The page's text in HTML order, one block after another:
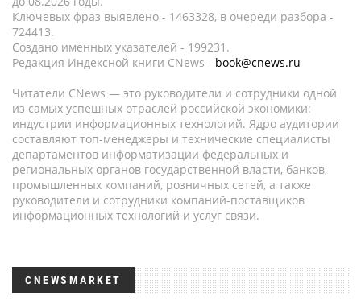
Ключевых фраз выявлено - 1463328, в очереди разбора -
724413.
Создано именных указателей - 199231.
Редакция Индексной книги CNews - book@cnews.ru
Читатели CNews — это руководители и сотрудники одной
из самых успешных отраслей российской экономики:
индустрии информационных технологий. Ядро аудитории
составляют топ-менеджеры и технические специалисты
департаментов информатизации федеральных и
региональных органов государственной власти, банков,
промышленных компаний, розничных сетей, а также
руководители и сотрудники компаний-поставщиков
информационных технологий и услуг связи.
CNEWSMARKET